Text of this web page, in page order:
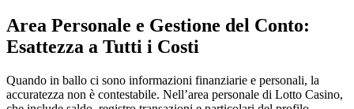
Area Personale e Gestione del Conto:
Esattezza a Tutti i Costi
Quando in ballo ci sono informazioni finanziarie e personali, la
accuratezza non è contestabile. Nell’area personale di Lotto Casino,